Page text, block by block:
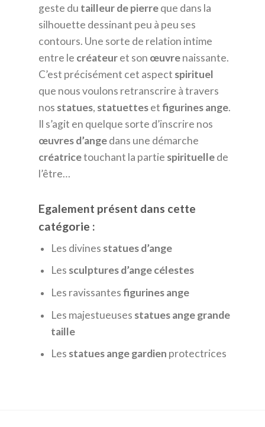
geste du tailleurdepierreque dans la
silhouette dessinant peu à peu ses
contours. Une sorte de relation intime
entre le créateuret son œuvrenaissante.
C’est précisément cet aspect spirituel
que nous voulons retranscrire à travers
nos statues, statuettesetfigurinesange.
Il s’agit en quelque sorte d’inscrire nos
œuvresd’angedans une démarche
créatricetouchant la partie spirituellede
l’être…
Egalement présent dans cette
catégorie :
Les divines statues d’ange
Les sculptures d’ange célestes
Les ravissantesfigurines ange
Les majestueuses statues ange grande
taille
Les statues ange gardien protectrices